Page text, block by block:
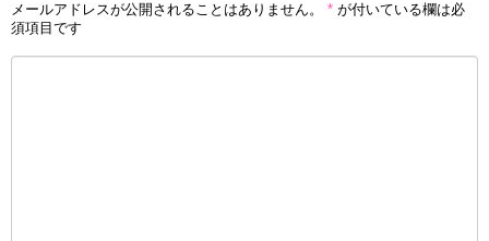
メールアドレスが公開されることはありません。 * が付いている欄は必
須項目です